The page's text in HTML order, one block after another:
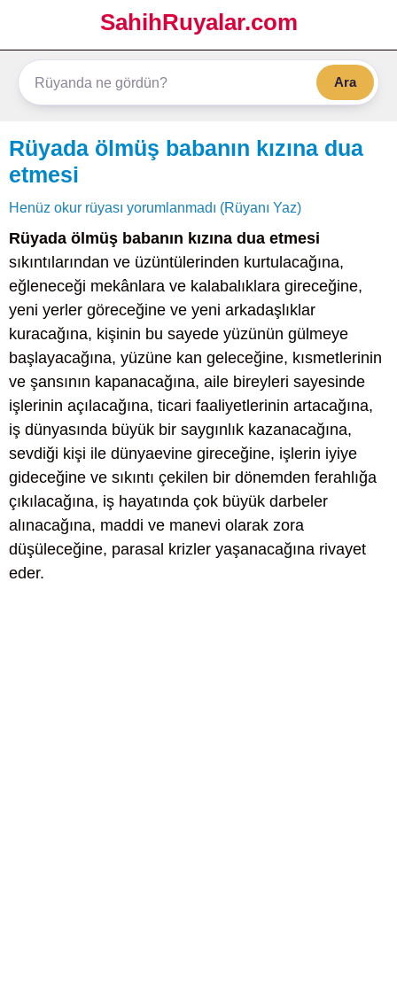
SahihRuyalar.com
Ara
Rüyada ölmüş babanın kızına dua
etmesi
Henüz okur rüyası yorumlanmadı (Rüyanı Yaz)
Rüyada ölmüş babanın kızına dua etmesi
sıkıntılarından ve üzüntülerinden kurtulacağına,
eğleneceği mekânlara ve kalabalıklara gireceğine,
yeni yerler göreceğine ve yeni arkadaşlıklar
kuracağına, kişinin bu sayede yüzünün gülmeye
başlayacağına, yüzüne kan geleceğine, kısmetlerinin
ve şansının kapanacağına, aile bireyleri sayesinde
işlerinin açılacağına, ticari faaliyetlerinin artacağına,
iş dünyasında büyük bir saygınlık kazanacağına,
sevdiği kişi ile dünyaevine gireceğine, işlerin iyiye
gideceğine ve sıkıntı çekilen bir dönemden ferahlığa
çıkılacağına, iş hayatında çok büyük darbeler
alınacağına, maddi ve manevi olarak zora
düşüleceğine, parasal krizler yaşanacağına rivayet
eder.